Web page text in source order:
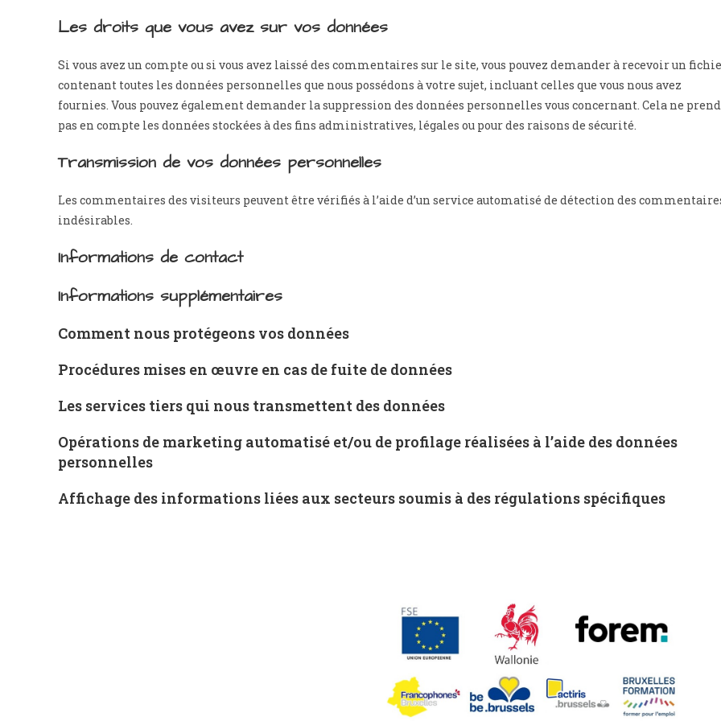
Les droits que vous avez sur vos données
Si vous avez un compte ou si vous avez laissé des commentaires sur le site, vous pouvez demander à recevoir un
contenant toutes les données personnelles que nous possédons à votre sujet, incluant celles que vous nous avez
fournies. Vous pouvez également demander la suppression des données personnelles vous concernant. Cela ne prend
pas en compte les données stockées à des fins administratives, légales ou pour des raisons de sécurité.
Transmission de vos données personnelles
Les commentaires des visiteurs peuvent être vérifiés à l’aide d’un service automatisé de détection des
indésirables.
Informations de contact
Informations supplémentaires
Comment nous protégeons vos données
Procédures mises en œuvre en cas de fuite de données
Les services tiers qui nous transmettent des données
Opérations de marketing automatisé et/ou de profilage réalisées à l’aide des données
personnelles
Affichage des informations liées aux secteurs soumis à des régulations spécifiques